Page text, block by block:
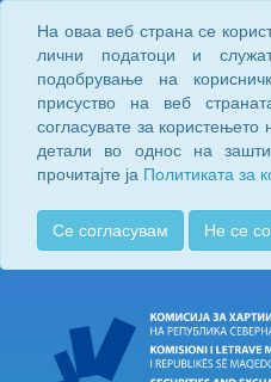
На оваа веб страна се
лични податоци и
подобрување на
присуство на веб
согласувате за
детали во однос на
прочитајте ја Политиката за
Се согласувам Не се